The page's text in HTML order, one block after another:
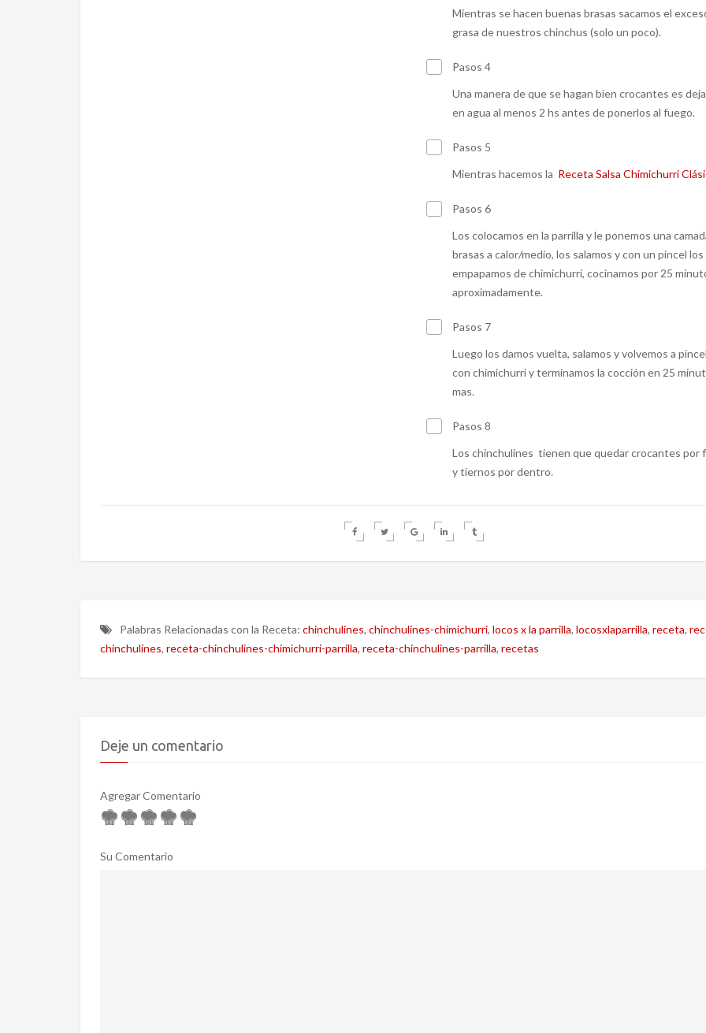
Mientras se hacen buenas brasas sacamos el
grasa de nuestros chinchus (solo un poco).
Pasos 4
Una manera de que se hagan bien crocantes es
en agua al menos 2 hs antes de ponerlos al fuego.
Pasos 5
Mientras hacemos la Receta Salsa Chimichurri
Pasos 6
Los colocamos en la parrilla y le ponemos una
brasas a calor/medio, los salamos y con un pincel los
empapamos de chimichurri, cocinamos por 25
aproximadamente.
Pasos 7
Luego los damos vuelta, salamos y volvemos a
con chimichurri y terminamos la cocción en 25
mas.
Pasos 8
Los chinchulines tienen que quedar crocantes por
y tiernos por dentro.
Palabras Relacionadas con la Receta: chinchulines, chinchulines-chimichurri, locos x la parrilla, locosxlaparrilla, receta,
chinchulines, receta-chinchulines-chimichurri-parrilla, receta-chinchulines-parrilla, recetas
Deje un comentario
Agregar Comentario
Su Comentario